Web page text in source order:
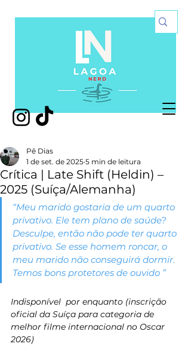
Crítica | Late Shift (Heldin) –
2025 (Suíça/Alemanha)
Pê Dias
1 de set. de 2025 5 min de leitura
“Meu marido gostaria de um quarto
privativo. Ele tem plano de saúde?
Desculpe, então não pode ter quarto
privativo. Se esse homem roncar, o
meu marido não conseguirá dormir.
Temos bons protetores de ouvido ”
Indisponível  por enquanto (inscrição
oficial da Suíça para categoria de
melhor filme internacional no Oscar
2026)